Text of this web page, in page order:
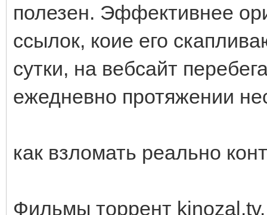
полезен. Эффективнее
ссылок, коие его
сутки, на вебсайт
ежедневно протяжении
как взломать реально
Фильмы торрент